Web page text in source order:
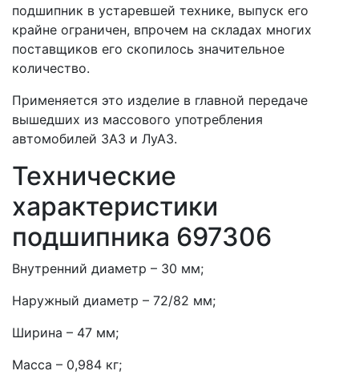
подшипник в устаревшей технике, выпуск его
крайне ограничен, впрочем на складах многих
поставщиков его скопилось значительное
количество.
Применяется это изделие в главной передаче
вышедших из массового употребления
автомобилей ЗАЗ и ЛуАЗ.
Технические
характеристики
подшипника 697306
Внутренний диаметр – 30 мм;
Наружный диаметр – 72/82 мм;
Ширина – 47 мм;
Масса – 0,984 кг;